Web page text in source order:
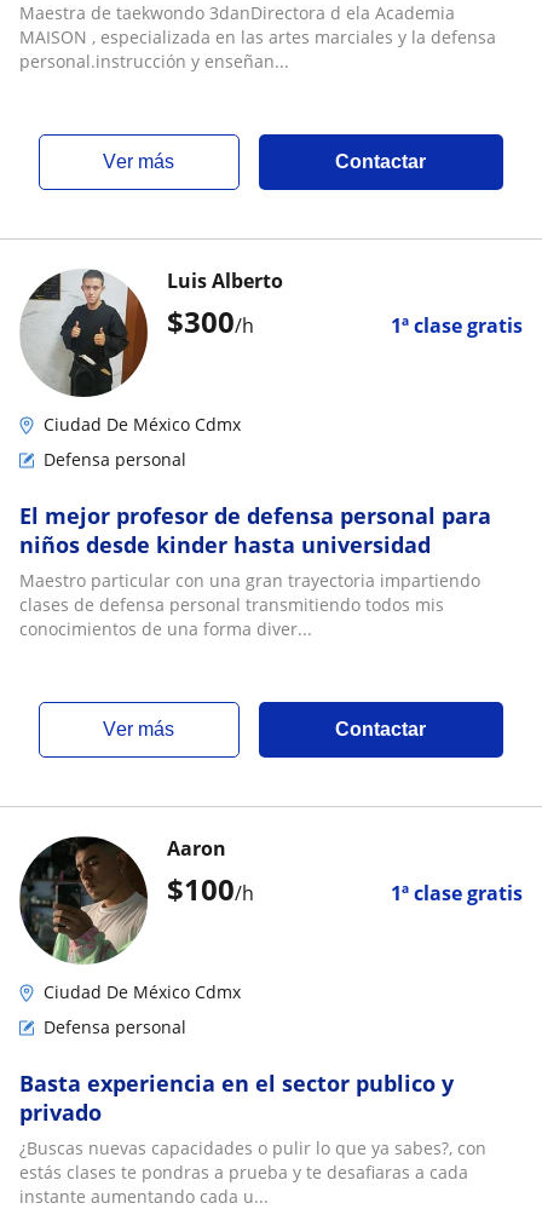
Maestra de taekwondo 3danDirectora d ela Academia
MAISON , especializada en las artes marciales y la defensa
personal.instrucción y enseñan...
ver más Contactar
$300/h 1ª clase gratis
Luis Alberto
Ciudad De México Cdmx
Defensa personal
El mejor profesor de defensa personal para
niños desde kinder hasta universidad
Maestro particular con una gran trayectoria impartiendo
clases de defensa personal transmitiendo todos mis
conocimientos de una forma diver...
ver más Contactar
$100/h 1ª clase gratis
Aaron
Ciudad De México Cdmx
Defensa personal
Basta experiencia en el sector publico y
privado
¿Buscas nuevas capacidades o pulir lo que ya sabes?, con
estás clases te pondras a prueba y te desafiaras a cada
instante aumentando cada u...